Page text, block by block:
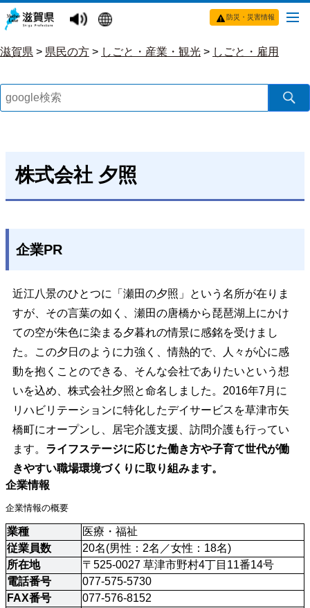
防災・災害情報
滋賀県 > 県民の方 > しごと・産業・観光 > しごと・雇用
株式会社 夕照
企業PR
近江八景のひとつに「瀬田の夕照」という名所が在りま
すが、その言葉の如く、瀬田の唐橋から琵琶湖上にかけ
ての空が朱色に染まる夕暮れの情景に感銘を受けまし
た。この夕日のように力強く、情熱的で、人々が心に感
動を抱くことのできる、そんな会社でありたいという想
いを込め、株式会社夕照と命名しました。2016年7月に
リハビリテーションに特化したデイサービスを草津市矢
橋町にオープンし、居宅介護支援、訪問介護も行ってい
ます。 ライフステージに応じた働き方や子育て世代が働
きやすい職場環境づくりに取り組みます。
企業情報
企業情報の概要
業種
医療・福祉
従業員数
20名(男性：2名／女性：18名)
所在地
〒525-0027 草津市野村4丁目11番14号
電話番号
077-575-5730
FAX番号
077-576-8152